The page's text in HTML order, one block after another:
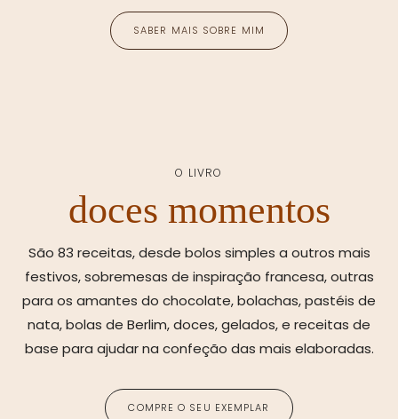
SABER MAIS SOBRE MIM
O LIVRO
doces momentos
São 83 receitas, desde bolos simples a outros mais
festivos, sobremesas de inspiração francesa, outras
para os amantes do chocolate, bolachas, pastéis de
nata, bolas de Berlim, doces, gelados, e receitas de
base para ajudar na confeção das mais elaboradas.
COMPRE O SEU EXEMPLAR